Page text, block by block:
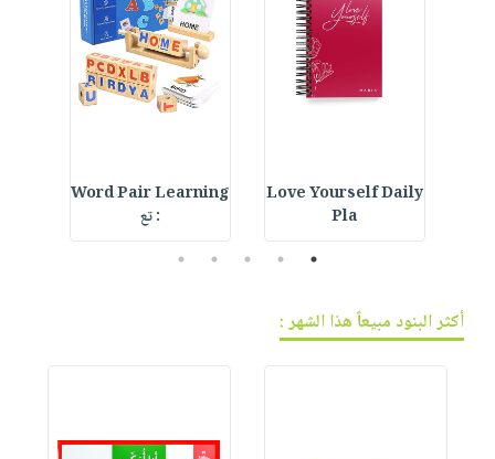
Love Yourself Daily
Pla
Word Pair Learning
: تع
1
2
3
4
5
أكثر البنود مبيعاً هذا الشهر :